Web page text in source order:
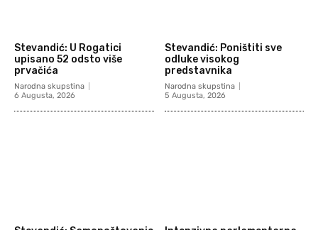
Stevandić: U Rogatici
upisano 52 odsto više
prvačića
Narodna skupstina
6 Augusta, 2026
Stevandić: Poništiti sve
odluke visokog
predstavnika
Narodna skupstina
5 Augusta, 2026